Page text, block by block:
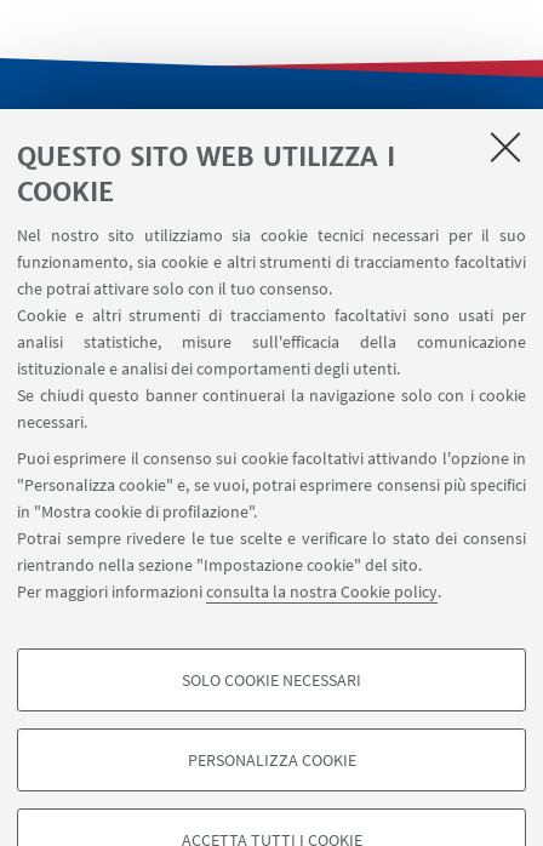
QUESTO SITO WEB UTILIZZA I
COOKIE
Nel nostro sito utilizziamo sia cookie tecnici necessari per il suo
funzionamento, sia cookie e altri strumenti di tracciamento facoltativi
che potrai attivare solo con il tuo consenso.
Cookie e altri strumenti di tracciamento facoltativi sono usati per
analisi statistiche, misure sull'efficacia della comunicazione
istituzionale e analisi dei comportamenti degli utenti.
Se chiudi questo banner continuerai la navigazione solo con i cookie
necessari.
Puoi esprimere il consenso sui cookie facoltativi attivando l'opzione in
"Personalizza cookie" e, se vuoi, potrai esprimere consensi più specifici
in "Mostra cookie di profilazione".
Potrai sempre rivedere le tue scelte e verificare lo stato dei consensi
rientrando nella sezione "Impostazione cookie" del sito.
Per maggiori informazioniconsulta la nostra Cookie policy.
COOKIE DI PROFILAZIONE - FACOLTATIVI
degli utenti, creare profili in base al loro comportamento sul sito, per analisi
di marketing.
SOLO COOKIE NECESSARI
PERSONALIZZA COOKIE
ACCETTA TUTTI I COOKIE
Segnala un evento
Contatti
SEGUI IL DIPARTIMENTO SU:
SEGUI UNIBO SU:
APP:
©Copyright 2026 - ALMA MATER STUDIORUM - Università di
Bologna - Via Zamboni, 33 - 40126 Bologna - PI: 01131710376 - CF:
80007010376
Privacy
Note legali
Informazioni sul sito e accessibilità
Impostazioni Cookie